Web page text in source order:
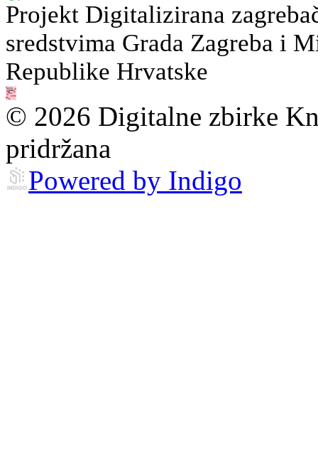
Projekt Digitalizirana
sredstvima Grada Zagreba i
Republike Hrvatske
© 2026 Digitalne zbirke
pridržana
Powered by Indigo